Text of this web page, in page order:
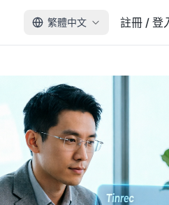
繁體中文 註冊 / 登